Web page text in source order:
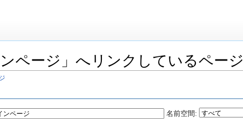
ンページ」へリンクしているページ
名前空間: